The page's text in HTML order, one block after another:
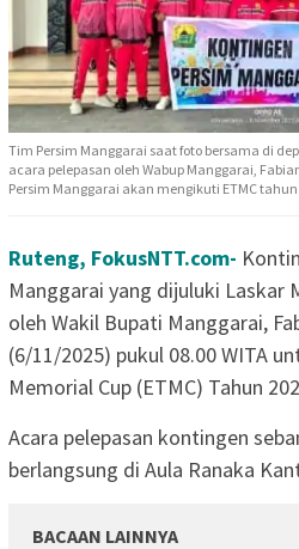
Tim Persim Manggarai saat foto bersama di
acara pelepasan oleh Wabup Manggarai,
Persim Manggarai akan mengikuti ETMC
Ruteng, FokusNTT.com-
Manggarai yang dijuluki Laskar
oleh Wakil Bupati Manggarai,
(6/11/2025) pukul 08.00 WITA
Memorial Cup (ETMC) Tahun
Acara pelepasan kontingen
berlangsung di Aula Ranaka
BACAAN LAINNYA